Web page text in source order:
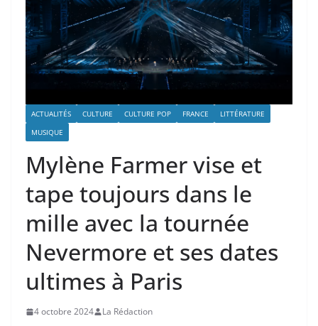
ACTUALITÉS CULTURE CULTURE POP FRANCE
LITTÉRATURE
MUSIQUE
Mylène Farmer vise et
tape toujours dans le
mille avec la tournée
Nevermore et ses dates
ultimes à Paris
4 octobre 2024 La Rédaction